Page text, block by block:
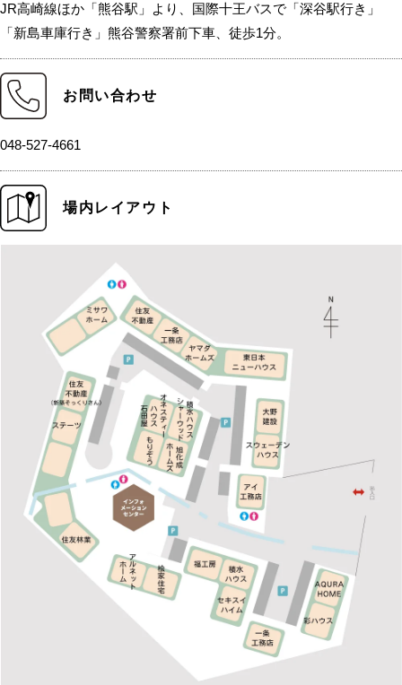
JR高崎線ほか「熊谷駅」より、国際十王バスで「深谷駅行き」
「新島車庫行き」熊谷警察署前下車、徒歩1分。
お問い合わせ
048-527-4661
場内レイアウト